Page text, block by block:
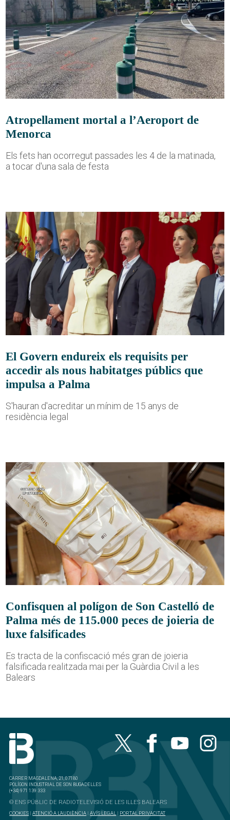
Atropellament mortal a l’Aeroport de
Menorca
Els fets han ocorregut passades les 4 de la matinada,
a tocar d'una sala de festa
El Govern endureix els requisits per
accedir als nous habitatges públics que
impulsa a Palma
S'hauran d'acreditar un mínim de 15 anys de
residència legal
Confisquen al polígon de Son Castelló de
Palma més de 115.000 peces de joieria de
luxe falsificades
Es tracta de la confiscació més gran de joieria
falsificada realitzada mai per la Guàrdia Civil a les
Balears
CARRER MAGDALENA, 21, 07180
POLÍGON INDUSTRIAL DE SON BUGADELLES
(+34) 971 139 333
© ENS PÚBLIC DE RADIOTELEVISIÓ DE LES ILLES BALEARS
COOKIES |ATENCIÓ A L'AUDIÈNCIA |AVÍS LEGAL PORTAL PRIVACITAT